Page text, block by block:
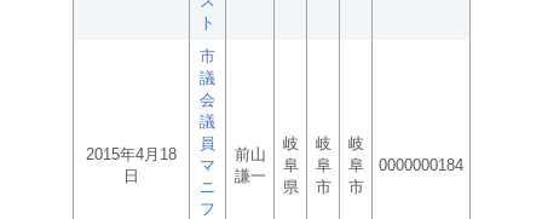
ト
2015年4月18
日
市
議
会
議
員
マ
ニ
フ
前山
謙一
岐
阜
県
岐
阜
市
岐
阜
市
0000000184